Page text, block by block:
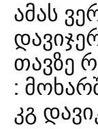
ამას
თავზე
:
კგ